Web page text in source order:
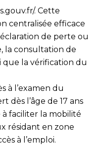
. Cette
centralisée efficace
de perte ou
la consultation de
que la vérification du
à l’examen du
dès l’âge de 17 ans
à faciliter la mobilité
résidant en zone
à l’emploi.